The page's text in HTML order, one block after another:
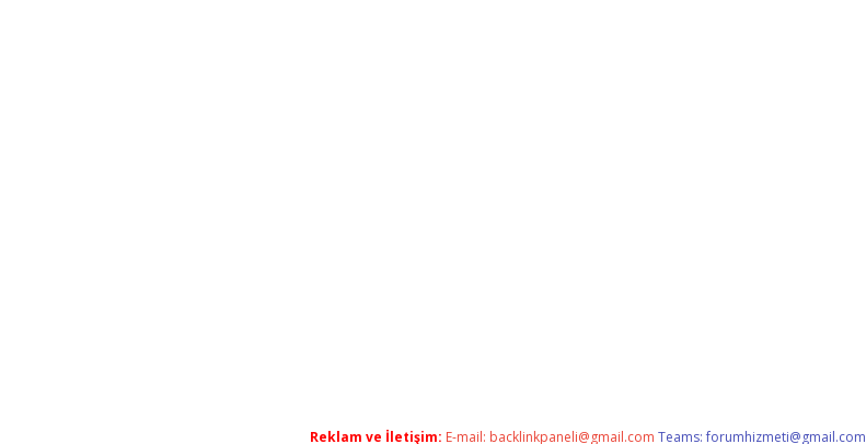
Reklam ve İletişim: E-mail: backlinkpaneli@gmail.com Teams:forumhizmeti@gmail.com